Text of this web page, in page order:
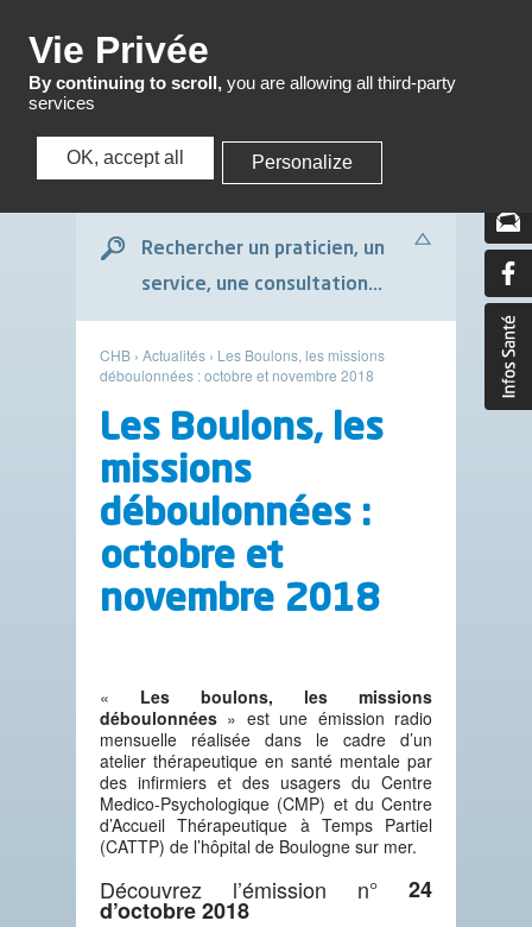
Menu
Rechercher un praticien, un
service, une consultation...
CHB › Actualités › Les Boulons, les missions
déboulonnées : octobre et novembre 2018
Les Boulons, les
missions
déboulonnées :
octobre et
novembre 2018
« Les boulons, les missions
déboulonnées » est une émission radio
mensuelle réalisée dans le cadre d’un
atelier thérapeutique en santé mentale par
des infirmiers et des usagers du Centre
Medico-Psychologique (CMP) et du Centre
d’Accueil Thérapeutique à Temps Partiel
(CATTP) de l’hôpital de Boulogne sur mer.
Découvrez l’émission n° 24
d’octobre 2018
Vie Privée
By continuing to scroll, you are allowing all third-party
services
OK, accept all Personalize